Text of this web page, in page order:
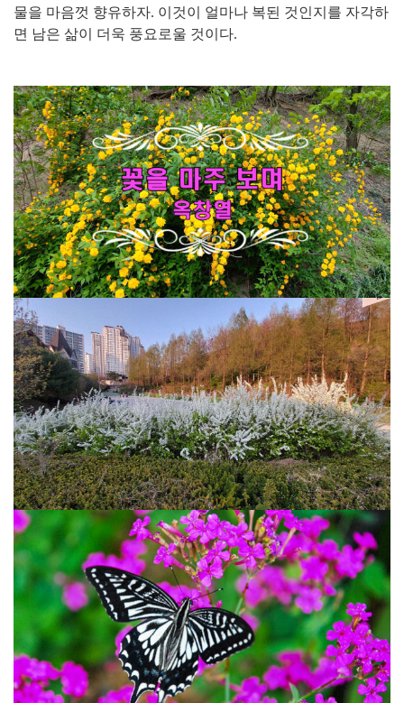
물을 마음껏 향유하자. 이것이 얼마나 복된 것인지를 자각하
면 남은 삶이 더욱 풍요로울 것이다.